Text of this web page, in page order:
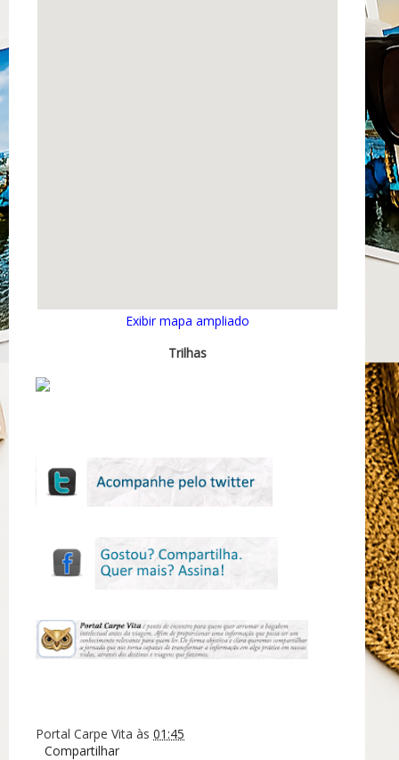
Exibir mapa ampliado
Trilhas
Portal Carpe Vita às 01:45
Compartilhar